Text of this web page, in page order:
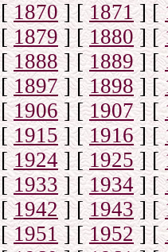
[1870] [1871] [
[1879] [1880] [
[1888] [1889] [
[1897] [1898] [
[1906] [1907] [
[1915] [1916] [
[1924] [1925] [
[1933] [1934] [
[1942] [1943] [
[1951] [1952] [